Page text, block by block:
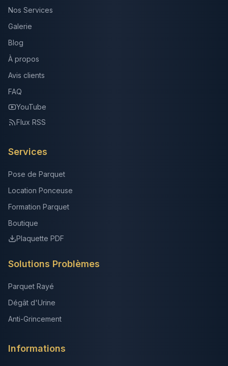
Nos Services
Galerie
Blog
À propos
Avis clients
FAQ
YouTube
Flux RSS
Services
Pose de Parquet
Location Ponceuse
Formation Parquet
Boutique
Plaquette PDF
Solutions Problèmes
Parquet Rayé
Dégât d'Urine
Anti-Grincement
Informations